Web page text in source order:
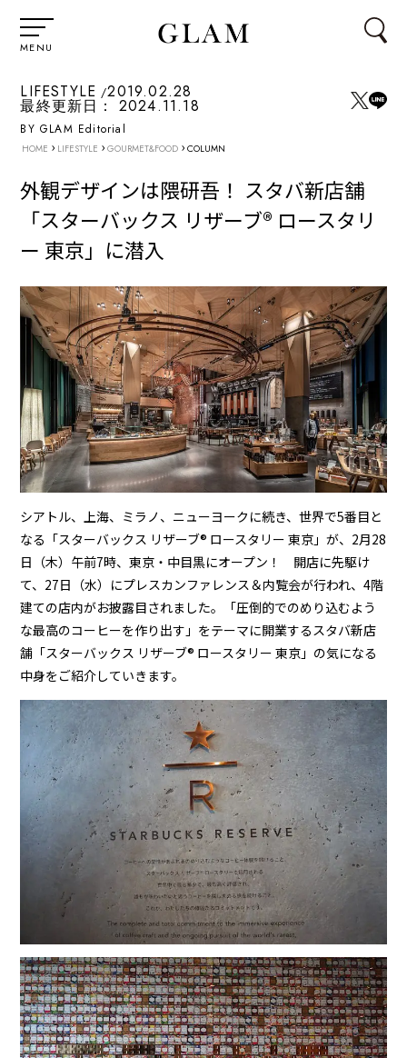
MENU
LIFESTYLE 2019.02.28
最終更新日： 2024.11.18
BY GLAM Editorial
HOME › LIFESTYLE › GOURMET&FOOD › COLUMN
外観デザインは隈研吾！ スタバ新店舗
「スターバックス リザーブ®︎ ロースタリ
ー 東京」に潜入
シアトル、上海、ミラノ、ニューヨークに続き、世界で5番目と
なる「スターバックス リザーブ®︎ ロースタリー 東京」が、2月28
日（木）午前7時、東京・中目黒にオープン！ 開店に先駆け
て、27日（水）にプレスカンファレンス＆内覧会が行われ、4階
建ての店内がお披露目されました。「圧倒的でのめり込むよう
な最高のコーヒーを作り出す」をテーマに開業するスタバ新店
舗「スターバックス リザーブ®︎ ロースタリー 東京」の気になる
中身をご紹介していきます。